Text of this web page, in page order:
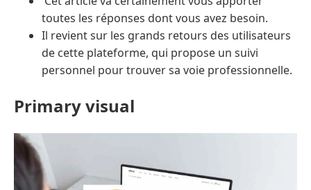
toutes les réponses dont vous avez besoin.
Il revient sur les grands retours des utilisateurs
de cette plateforme, qui propose un suivi
personnel pour trouver sa voie professionnelle.
Primary visual